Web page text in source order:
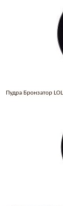
Пудра Бронзатор